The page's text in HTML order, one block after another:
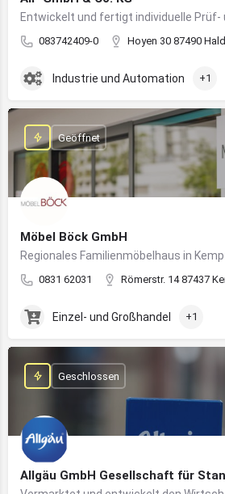
083742409-0 Hoyen 30 87490
Industrie und Automation +1
Möbel Böck GmbH
0831 62031 Römerstr. 14 87437
Geöffnet
Einzel- und Großhandel +1
Allgäu GmbH Gesellschaft für
Geschlossen